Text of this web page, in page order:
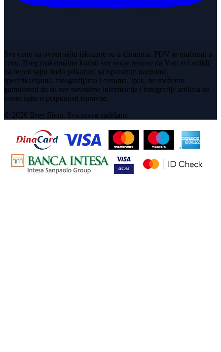
Sve cene na ovom sajtu iskazane su u dinarima. PDV je uračunat u
cenu. Breg maksimalno koristi sve svoje resurse da Vam svi artikli
na ovom sajtu budu prikazani sa ispravnim nazivima,
specifikacijama, fotografijama i cenama. Ipak, ne možemo
garantovati da su sve navedene informacije i fotografije artikala na
ovom sajtu u potpunosti ispravne.
© 2026 Breg Shop. Sva prava zadržana.